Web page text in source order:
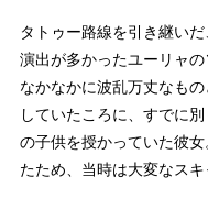
タトゥー路線を引き継い
演出が多かったユーリャの
なかなかに波乱万丈なも
していたころに、すでに
の子供を授かっていた彼
たため、当時は大変なスキ